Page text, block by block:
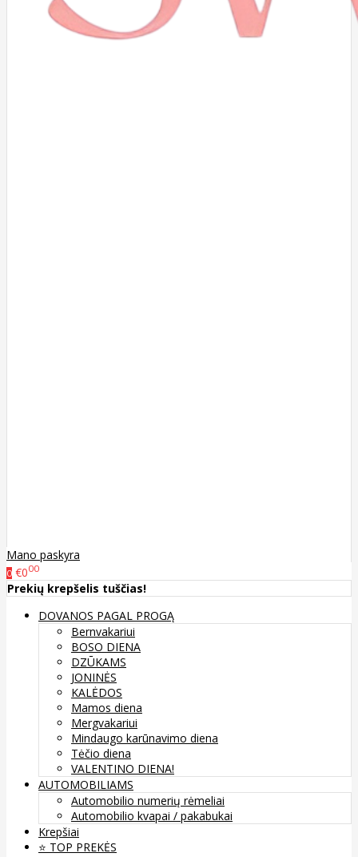
Mano paskyra
0 €000
Prekių krepšelis tuščias!
DOVANOS PAGAL PROGĄ
Bernvakariui
BOSO DIENA
DZŪKAMS
JONINĖS
KALĖDOS
Mamos diena
Mergvakariui
Mindaugo karūnavimo diena
Tėčio diena
VALENTINO DIENA!
AUTOMOBILIAMS
Automobilio numerių rėmeliai
Automobilio kvapai / pakabukai
Krepšiai
⭐️ TOP PREKĖS